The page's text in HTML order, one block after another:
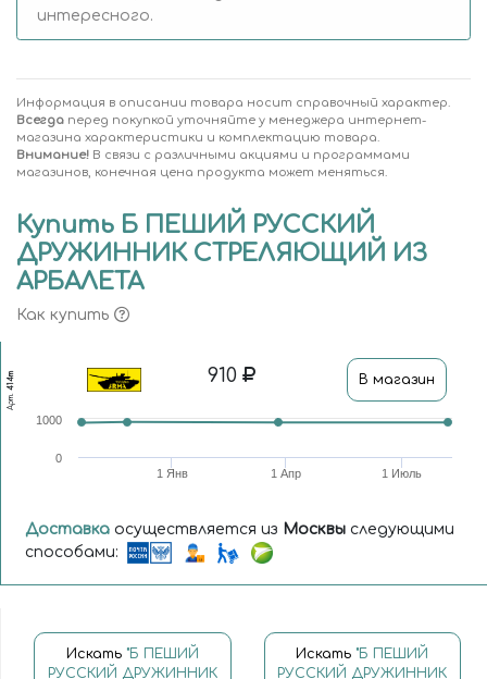
интересного.
Информация в описании товара носит справочный характер.
Всегда перед покупкой уточняйте у менеджера интернет-
магазина характеристики и комплектацию товара.
Внимание! В связи с различными акциями и программами
магазинов, конечная цена продукта может меняться.
Купить Б ПЕШИЙ РУССКИЙ
ДРУЖИННИК СТРЕЛЯЮЩИЙ ИЗ
АРБАЛЕТА
Как купить
Арт.
414т 910 В магазин
1 Янв 1 Апр 1 Июль
0
1000
Доставка осуществляется из Москвы следующими
способами:
Искать "Б ПЕШИЙ
РУССКИЙ ДРУЖИННИК
Искать "Б ПЕШИЙ
РУССКИЙ ДРУЖИННИК